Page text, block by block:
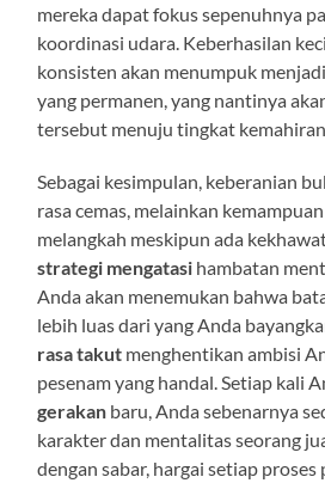
mereka dapat fokus sepenuhnya
koordinasi udara. Keberhasilan
konsisten akan menumpuk
yang permanen, yang nantinya
tersebut menuju tingkat
Sebagai kesimpulan, keberanian
rasa cemas, melainkan
melangkah meskipun ada
strategi mengatasi hambatan
Anda akan menemukan bahwa
lebih luas dari yang Anda
rasa takut menghentikan ambisi
pesenam yang handal. Setiap kali
gerakan baru, Anda sebenarnya
karakter dan mentalitas seorang
dengan sabar, hargai setiap proses